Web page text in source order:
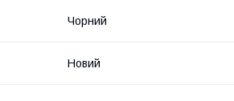
Чорний
Новий